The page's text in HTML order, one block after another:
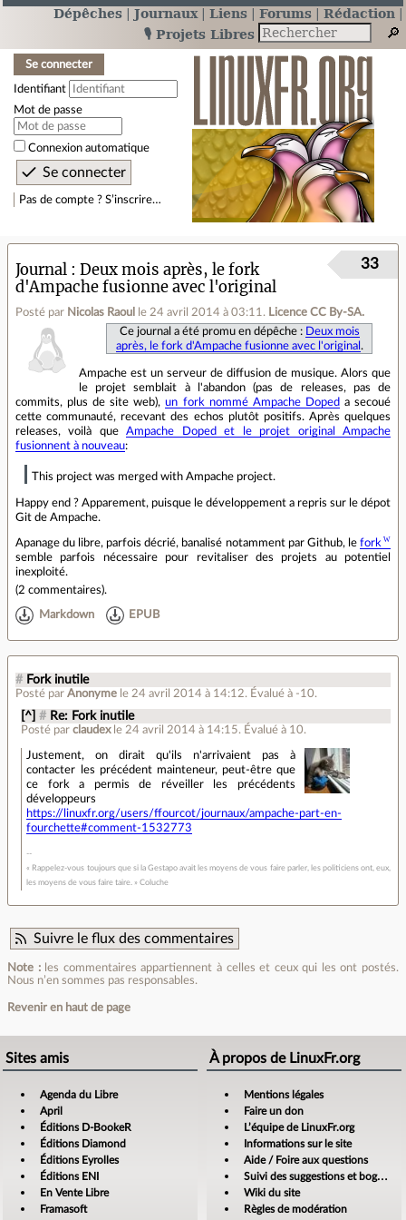
Dépêches Journaux Liens Forums
Rédaction
🎙️ Projets Libres
Se connecter
Identifiant
Mot de passe
Connexion automatique
Pas de compte ? S’inscrire…
Journal
Deux mois après, le fork
d'Ampache fusionne avec l'original
Posté par Nicolas Raoul le 24 avril 2014 à 03:11 . Licence CC By‑SA.
33
Ce journal a été promu en dépêche :
Deux mois
après, le fork d'Ampache fusionne avec l'original .
Ampache est un serveur de diffusion de musique. Alors que
le projet semblait à l'abandon (pas de releases, pas de
commits, plus de site web),un fork nommé Ampache Doped a secoué
cette communauté, recevant des echos plutôt positifs. Après quelques
releases, voilà queAmpache Doped et le projet original Ampache
fusionnent à nouveau:
This project was merged with Ampache project.
Happy end ? Apparement, puisque le développement a repris sur le dépot
Git de Ampache.
Apanage du libre, parfois décrié, banalisé notamment par Github, le fork
semble parfois nécessaire pour revitaliser des projets au potentiel
inexploité.
(2 commentaires).
Markdown EPUB
# Fork inutile
Posté par Anonyme le 24 avril 2014 à 14:12. Évalué à -10.
[^] # Re: Fork inutile
Posté parclaudex le 24 avril 2014 à 14:15. Évalué à 10.
Justement, on dirait qu'ils n'arrivaient pas à
contacter les précédent mainteneur, peut-être que
ce fork a permis de réveiller les précédents
développeurs
https://linuxfr.org/users/ffourcot/journaux/ampache-part-en-
fourchette#comment-1532773
« Rappelez-vous toujours que si la Gestapo avait les moyens de vous faire parler, les politiciens ont, eux,
les moyens de vous faire taire. » Coluche
Suivre le flux des commentaires
Note :les commentaires appartiennent à celles et ceux qui les ont postés.
Nous n’en sommes pas responsables.
Revenir en haut de page
Sites amis
Agenda du Libre
April
Éditions D-BookeR
Éditions Diamond
Éditions Eyrolles
Éditions ENI
En Vente Libre
Framasoft
À propos de LinuxFr.org
Mentions légales
Faire un don
L’équipe de LinuxFr.org
Informations sur le site
Aide / Foire aux questions
Suivi des suggestions et bogues
Wiki du site
Règles de modération